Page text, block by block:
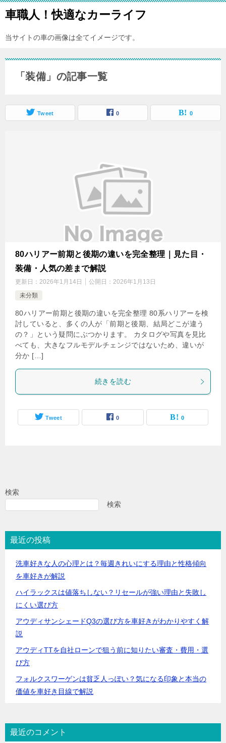
車職人！快適なカーライフ
当サイトの車の画像は全てイメージです。
「装備」の記事一覧
Tweet 0 0
80ハリアー前期と後期の違いを完全整理｜見た目・
装備・人気の差まで解説
更新日： 2026年1月14日 公開日： 2026年1月13日
未分類
80ハリアー前期と後期の違いを完全整理 80系ハリアーを検
討していると、多くの人が「前期と後期、結局どこが違う
の？」という疑問にぶつかります。 カタログや写真を見比
べても、大きなフルモデルチェンジではないため、違いが
分か […]
続きを読む
Tweet 0 0
検索
検索
最近の投稿
洗車好きな人の心理とは？毎週きれいにする理由と性格傾向
を車好きが解説
ハイラックスは値落ちしない？リセールが強い理由と失敗し
にくい選び方
アウディサンシェードQ3の選び方を車好きがわかりやすく解
説
アウディTTを自社ローンで狙う前に知りたい審査・費用・選
び方
フォルクスワーゲンは貧乏人っぽい？気になる印象と本当の
価値を車好き目線で解説
最近のコメント